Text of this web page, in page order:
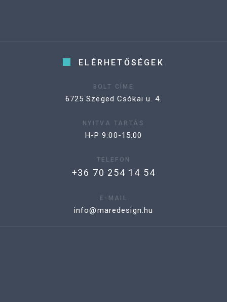
ELÉRHETŐSÉGEK
BOLT CÍME
6725 Szeged Csókai u. 4.
NYITVA TARTÁS
H-P 9:00-15:00
TELEFON
+36 70 254 14 54
E-MAIL
info@maredesign.hu